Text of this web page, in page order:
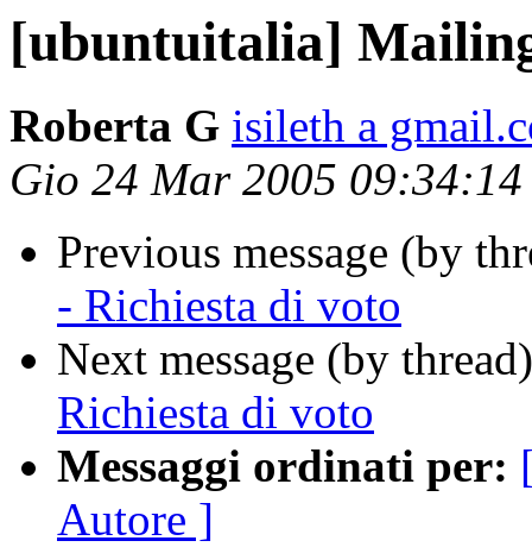
[ubuntuitalia]
Roberta G isileth a
Gio 24 Mar 2005
Previous message (by
- Richiesta di voto
Next message (by
Richiesta di voto
Messaggi ordinati per:
Autore ]